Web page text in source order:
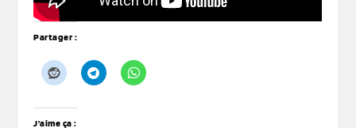
Partager :
J’aime ça :